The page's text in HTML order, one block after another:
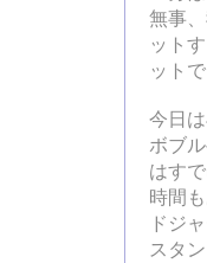
無事
ット
ット
今日
ボブ
はす
時間
ドジ
スタ